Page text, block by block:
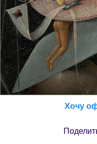
Хочу